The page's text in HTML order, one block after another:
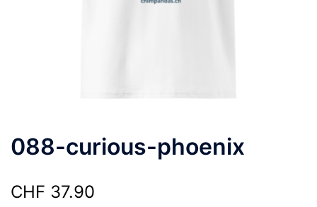
088-curious-phoenix
CHF 37.90